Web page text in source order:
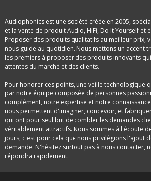
Audiophonics est une société créée en 2005,
et la vente de produit Audio, HiFi, Do It Yourself et
Proposer des produits qualitatifs au meilleur prix,
nous guide au quotidien. Nous mettons un accent
les premiers à proposer des produits innovants
attentes du marché et des clients.
Pour honorer ces points, une veille technologique
par notre équipe composée de personnes
complément, notre expertise et notre
nous permettent d'imaginer, concevoir, et
qui ont pour seul but de combler les demandes
véritablement attractifs. Nous sommes à l'écoute
jours, c'est pour cela que nous privilégions l'ajout
demande. N'hésitez surtout pas à nous contacter,
répondra rapidement.